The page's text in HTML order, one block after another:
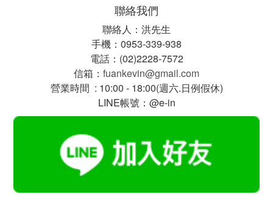
聯絡我們
聯絡人：洪先生
手機：0953-339-938
電話：(02)2228-7572
信箱： fuankevin@gmail.com
營業時間 : 10:00 - 18:00(週六.日例假休)
LINE帳號：@e-in